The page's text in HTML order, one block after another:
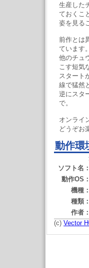
生産した
ておくこ
姿を見る
前作とは
ています。
他のチュ
こす短気
スタート
線で猛然
逆にスタ
で。
オンライ
どうぞお
動作環
ソフト名：
動作OS：
機種：
種類：
作者：
(c) Vector